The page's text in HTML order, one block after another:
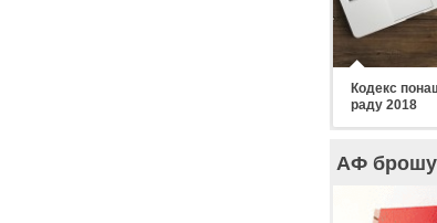
Кодекс
раду 2018
АФ